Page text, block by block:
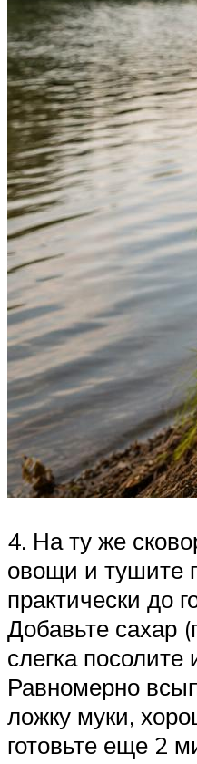
4. На ту же
овощи и тушите
практически до
Добавьте сахар
слегка посолите
Равномерно
ложку муки,
готовьте еще 2